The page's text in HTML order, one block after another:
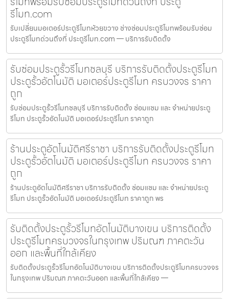
รีโมท.com
รับเปลี่ยนมอเตอร์ประตูรีโมทห้วยขวาง ช่างซ่อมประตูรีโมทพร้อมรับซ่อม
ประตูรีโมทด่วนถึงที่ ประตูรีโมท.com — บริการรับติดตั้ง
รับซ่อมประตูรั้วรีโมทชลบุรี บริการรับติดตั้งประตูรีโมท
ประตูรั้วอัตโนมัติ มอเตอร์ประตูรีโมท ครบวงจร ราคา
ถูก
รับซ่อมประตูรั้วรีโมทชลบุรี บริการรับติดตั้ง ซ่อมแซม และ จำหน่ายประตู
รีโมท ประตูรั้วอัตโนมัติ มอเตอร์ประตูรีโมท ราคาถูก
ร้านประตูอัตโนมัติศรีราชา บริการรับติดตั้งประตูรีโมท
ประตูรั้วอัตโนมัติ มอเตอร์ประตูรีโมท ครบวงจร ราคา
ถูก
ร้านประตูอัตโนมัติศรีราชา บริการรับติดตั้ง ซ่อมแซม และ จำหน่ายประตู
รีโมท ประตูรั้วอัตโนมัติ มอเตอร์ประตูรีโมท ราคาถูก พร
รับติดตั้งประตูรั้วรีโมทอัตโนมัติบางเขน บริการติดตั้ง
ประตูรีโมทครบวงจรในกรุงเทพ ปริมณฑ ภาคตะวัน
ออก และพื้นที่ใกล้เคียง
รับติดตั้งประตูรั้วรีโมทอัตโนมัติบางเขน บริการติดตั้งประตูรีโมทครบวงจร
ในกรุงเทพ ปริมณฑ ภาคตะวันออก และพื้นที่ใกล้เคียง —